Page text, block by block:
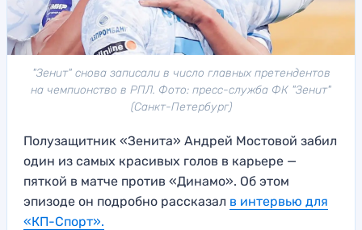
"Зенит" снова записали в число главных претендентов
на чемпионство в РПЛ. Фото: пресс-служба ФК "Зенит"
(Санкт-Петербург)
Полузащитник «Зенита» Андрей Мостовой забил
один из самых красивых голов в карьере —
пяткой в матче против «Динамо». Об этом
эпизоде он подробно рассказал в интервью для
«КП-Спорт».